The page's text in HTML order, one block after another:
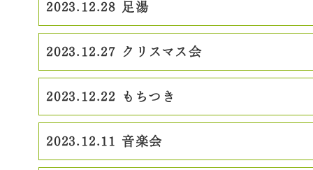
2023.12.28 足湯
2023.12.27 クリスマス会
2023.12.22 もちつき
2023.12.11 音楽会